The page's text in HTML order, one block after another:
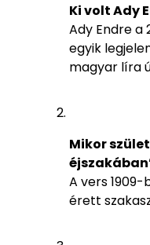
Ki volt Ady
Ady Endre a
egyik
magyar líra
Mikor
A vers
érett